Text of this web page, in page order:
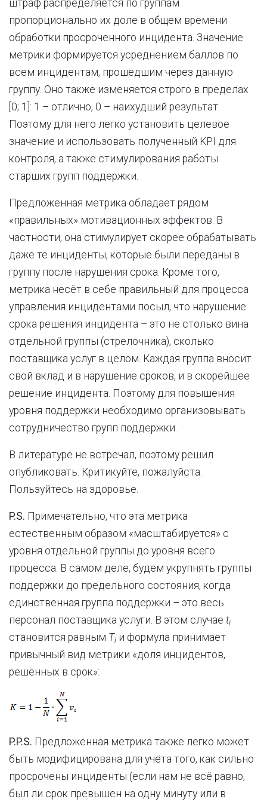
штраф распределяется по группам
пропорционально их доле в общем времени
обработки просроченного инцидента. Значение
метрики формируется усреднением баллов по
всем инцидентам, прошедшим через данную
группу. Оно также изменяется строго в пределах
[0; 1]: 1 – отлично, 0 – наихудший результат.
Поэтому для него легко установить целевое
значение и использовать полученный KPI для
контроля, а также стимулирования работы
старших групп поддержки.
Предложенная метрика обладает рядом
«правильных» мотивационных эффектов. В
частности, она стимулирует скорее обрабатывать
даже те инциденты, которые были переданы в
группу после нарушения срока. Кроме того,
метрика несёт в себе правильный для процесса
управления инцидентами посыл, что нарушение
срока решения инцидента – это не столько вина
отдельной группы (стрелочника), сколько
поставщика услуг в целом. Каждая группа вносит
свой вклад и в нарушение сроков, и в скорейшее
решение инцидента. Поэтому для повышения
уровня поддержки необходимо организовывать
сотрудничество групп поддержки.
В литературе не встречал, поэтому решил
опубликовать. Критикуйте, пожалуйста.
Пользуйтесь на здоровье.
P.S. Примечательно, что эта метрика
естественным образом «масштабируется» с
уровня отдельной группы до уровня всего
процесса. В самом деле, будем укрупнять группы
поддержки до предельного состояния, когда
единственная группа поддержки – это весь
персонал поставщика услуги. В этом случае ti
становится равным Ti и формула принимает
привычный вид метрики «доля инцидентов,
решённых в срок»:
P.P.S. Предложенная метрика также легко может
быть модифицирована для учёта того, как сильно
просрочены инциденты (если нам не всё равно,
был ли срок превышен на одну минуту или в